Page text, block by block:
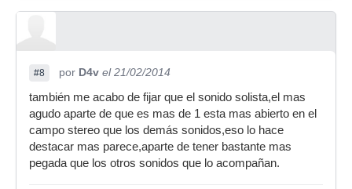
#8 por D4v el 21/02/2014
también me acabo de fijar que el sonido solista,el mas
agudo aparte de que es mas de 1 esta mas abierto en el
campo stereo que los demás sonidos,eso lo hace
destacar mas parece,aparte de tener bastante mas
pegada que los otros sonidos que lo acompañan.